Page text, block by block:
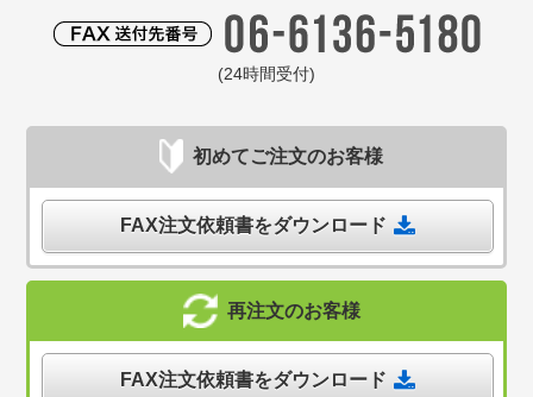
(24時間受付)
初めてご注文のお客様
FAX注文依頼書をダウンロード
再注文のお客様
FAX注文依頼書をダウンロード